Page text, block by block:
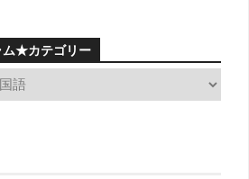
ム★カテゴリー